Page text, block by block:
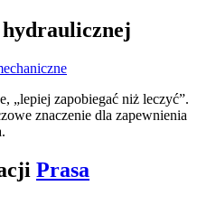
„lepiej zapobiegać niż leczyć”.
znaczenie dla zapewnienia
Prasa